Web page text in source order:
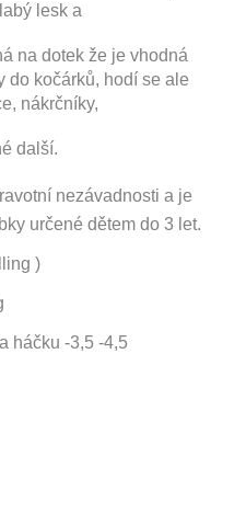
lesk a
na dotek že je vhodná
do kočárků, hodí se ale
nákrčníky,
další.
nezávadnosti a je
určené dětem do 3 let.
)
háčku -3,5 -4,5